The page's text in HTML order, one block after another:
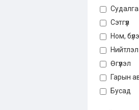
Үндсэн
Бусад
Сэтгүүл
Ном,
Нийтлэл
Өгүүлэл
Гарын
Бусад